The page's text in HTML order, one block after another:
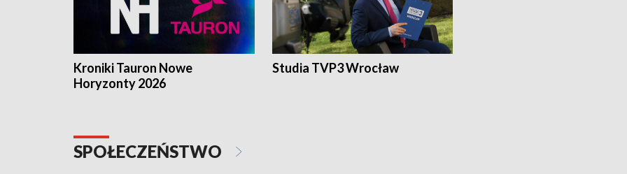
Kroniki Tauron Nowe
Horyzonty 2026
Studia TVP3 Wrocław
SPOŁECZEŃSTWO